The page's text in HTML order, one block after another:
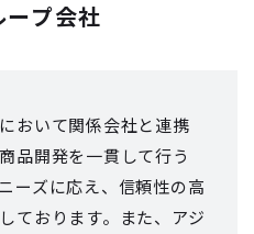
プ会社
おいて関係会社と連携
品開発を一貫して行う
ーズに応え、信頼性の高
ております。
また、アジ